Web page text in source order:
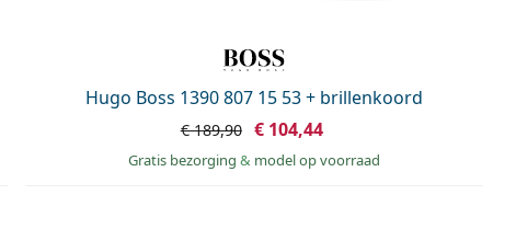
Hugo Boss 1390 807 15 53 + brillenkoord
€ 189,90 € 104,44
Gratis bezorging & model op voorraad